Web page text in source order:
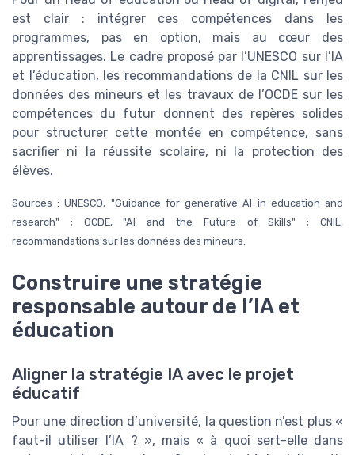
est clair : intégrer ces compétences dans les
programmes, pas en option, mais au cœur des
apprentissages. Le cadre proposé par l’UNESCO sur l’IA
et l’éducation, les recommandations de la CNIL sur les
données des mineurs et les travaux de l’OCDE sur les
compétences du futur donnent des repères solides
pour structurer cette montée en compétence, sans
sacrifier ni la réussite scolaire, ni la protection des
élèves.
Sources : UNESCO, "Guidance for generative AI in education and
research" ; OCDE, "AI and the Future of Skills" ; CNIL,
recommandations sur les données des mineurs.
Construire une stratégie
responsable autour de l’IA et
éducation
Aligner la stratégie IA avec le projet
éducatif
Pour une direction d’université, la question n’est plus «
faut-il utiliser l’IA ? », mais « à quoi sert-elle dans